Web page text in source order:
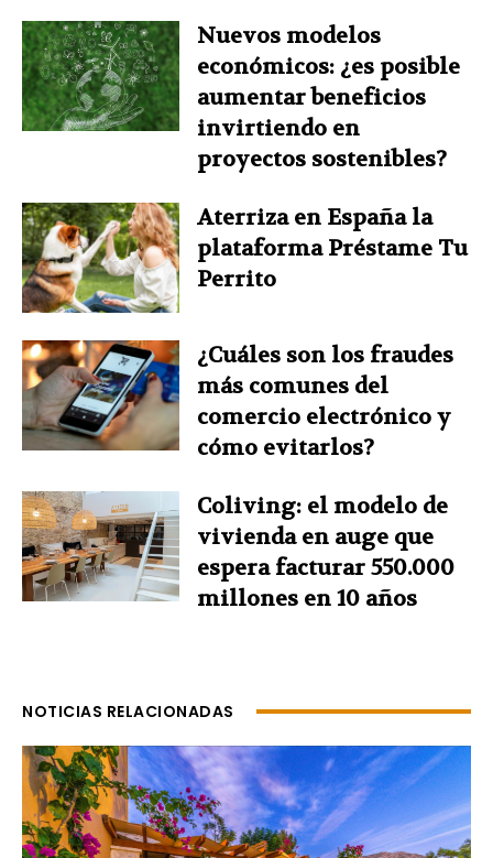
Nuevos modelos
económicos: ¿es posible
aumentar beneficios
invirtiendo en
proyectos sostenibles?
Aterriza en España la
plataforma Préstame Tu
Perrito
¿Cuáles son los fraudes
más comunes del
comercio electrónico y
cómo evitarlos?
Coliving: el modelo de
vivienda en auge que
espera facturar 550.000
millones en 10 años
NOTICIAS RELACIONADAS